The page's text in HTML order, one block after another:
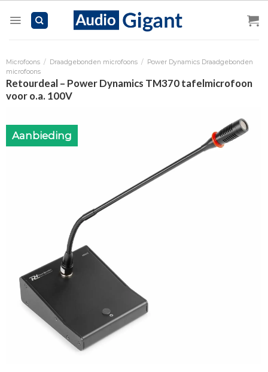
Microfoons / Draadgebonden microfoons / Power Dynamics Draadgebonden
microfoons
Retourdeal – Power Dynamics TM370 tafelmicrofoon
voor o.a. 100V
Aanbieding